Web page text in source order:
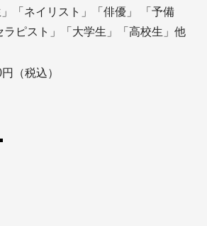
」「ネイリスト」「俳優」 「予備
ラピスト」「大学生」「高校生」他
（税込）